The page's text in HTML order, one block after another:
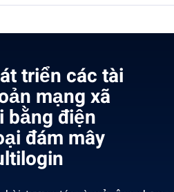
triển các tài
mạng xã
bằng điện
đám mây